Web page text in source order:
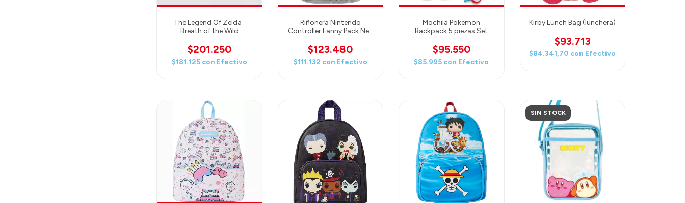
The Legend Of Zelda :
Breath of the Wild
$201.250
$181.125 con Efectivo
Riñonera Nintendo
Controller Fanny Pack Nes
$123.480
$111.132 con Efectivo
Mochila Pokemon
Backpack 5 piezas Set
$95.550
$85.995 con Efectivo
Kirby Lunch Bag (lunchera)
$93.713
$84.341,70 con Efectivo
SIN STOCK